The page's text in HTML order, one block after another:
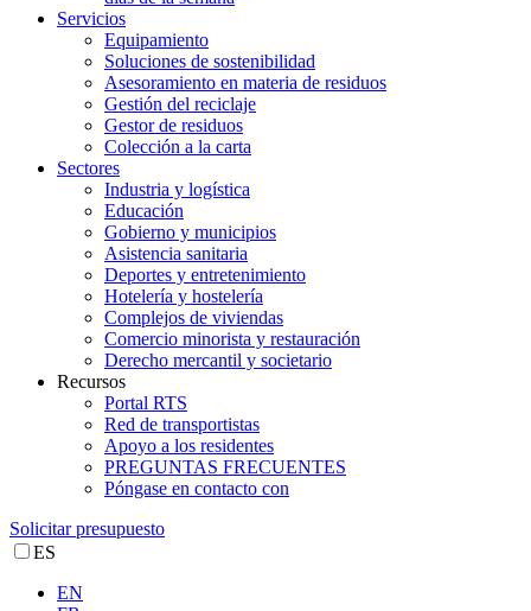
Servicios
Equipamiento
Soluciones de sostenibilidad
Asesoramiento en materia de residuos
Gestión del reciclaje
Gestor de residuos
Colección a la carta
Sectores
Industria y logística
Educación
Gobierno y municipios
Asistencia sanitaria
Deportes y entretenimiento
Hotelería y hostelería
Complejos de viviendas
Comercio minorista y restauración
Derecho mercantil y societario
Recursos
Portal RTS
Red de transportistas
Apoyo a los residentes
PREGUNTAS FRECUENTES
Póngase en contacto con
Solicitar presupuesto
ES
EN